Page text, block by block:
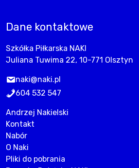
Dane kontaktowe
Szkółka Piłkarska NAKI
Juliana Tuwima 22, 10-771 Olsztyn
naki@naki.pl
604 532 547
Andrzej Nakielski
Kontakt
Nabór
O Naki
Pliki do pobrania